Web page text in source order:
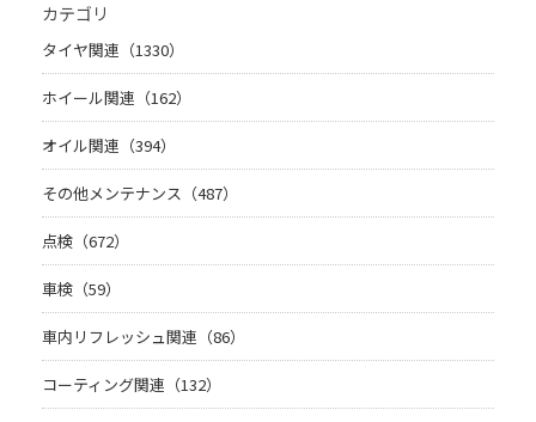
カテゴリ
タイヤ関連（1330）
ホイール関連（162）
オイル関連（394）
その他メンテナンス（487）
点検（672）
車検（59）
車内リフレッシュ関連（86）
コーティング関連（132）